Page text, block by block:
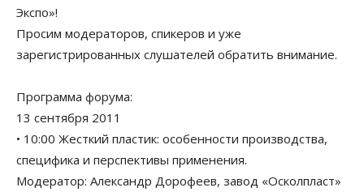
Экспо»!
Просим модераторов, спикеров и уже
зарегистрированных слушателей обратить внимание.
Программа форума:
13 сентября 2011
• 10:00 Жесткий пластик: особенности производства,
специфика и перспективы применения.
Модератор: Александр Дорофеев, завод «Осколпласт»